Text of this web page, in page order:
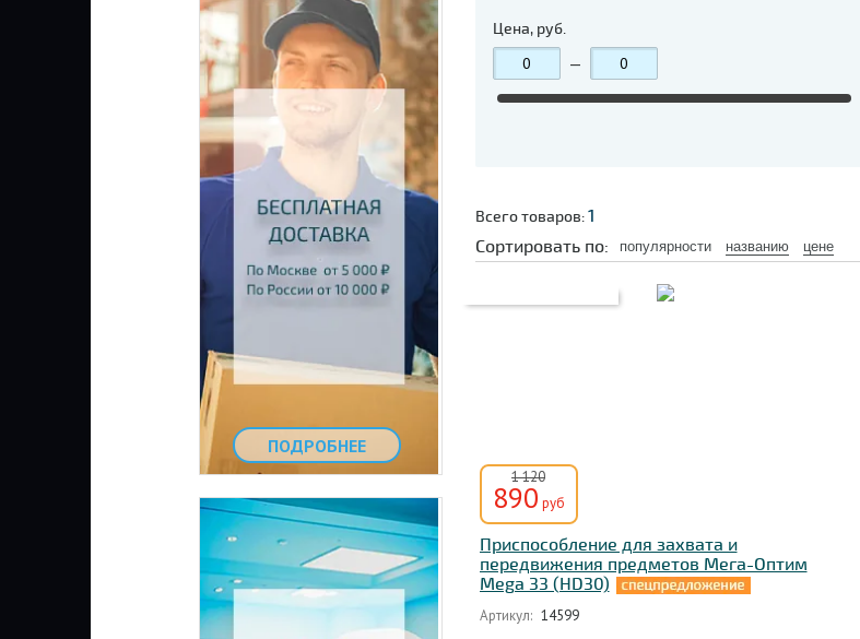
ПОДРОБНЕЕ
Цена, руб.
—
Всего товаров:1
Сортировать по:
популярности названию цене
1 120
890 руб
Приспособление для захвата и
передвижения предметов Мега-Оптим
Mega 33 (HD30)
Артикул: 14599